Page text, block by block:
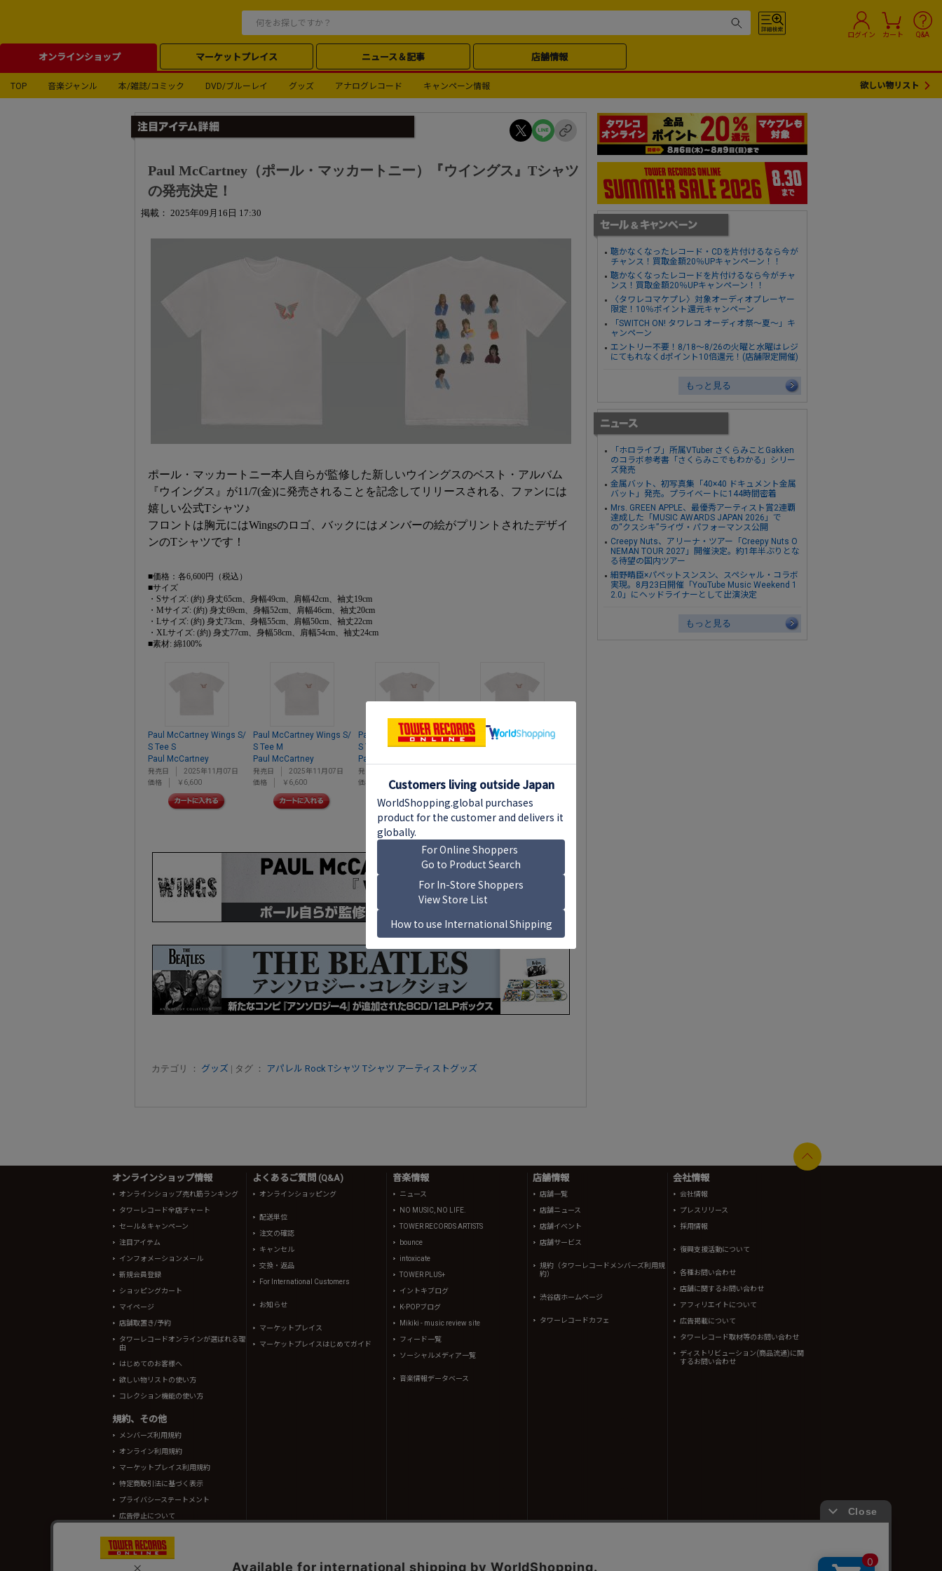
ログイン カート Q&A
オンラインショップ マーケットプレイス ニュース＆記事 店舗情報
TOP 音楽ジャンル 本/雑誌/コミック DVD/ブルーレイ グッズ アナログレコード キャンペーン情報 欲しい物リスト
Paul McCartney（ポール・マッカートニー）『ウイングス』Tシャツ
の発売決定！
掲載： 2025年09月16日 17:30
ポール・マッカートニー本人自らが監修した新しいウイングスのベスト・アルバム
『ウイングス』が11/7(金)に発売されることを記念してリリースされる、ファンには
嬉しい公式Tシャツ♪
フロントは胸元にはWingsのロゴ、バックにはメンバーの絵がプリントされたデザイ
ンのTシャツです！
■価格：各6,600円（税込）
■サイズ
・Sサイズ: (約) 身丈65cm、身幅49cm、肩幅42cm、袖丈19cm
・Mサイズ: (約) 身丈69cm、身幅52cm、肩幅46cm、袖丈20cm
・Lサイズ: (約) 身丈73cm、身幅55cm、肩幅50cm、袖丈22cm
・XLサイズ: (約) 身丈77cm、身幅58cm、肩幅54cm、袖丈24cm
■素材: 綿100%
Paul McCartney Wings S/
S Tee S
Paul McCartney
発売日
2025年11月07日
価格
￥6,600
Paul McCartney Wings S/
S Tee M
Paul McCartney
発売日
2025年11月07日
価格
￥6,600
Paul McCartney Wings S/
S Tee L
Paul McCartney
発売日
価格
￥6,600
Paul McCartney Wings S/
S Tee XL
価格
￥6,600
カテゴリ ： グッズ | タグ ： アパレル Rock Tシャツ Tシャツ アーティストグッズ
聴かなくなったレコード・CDを片付けるなら今が
チャンス！買取金額20％UPキャンペーン！！
聴かなくなったレコードを片付けるなら今がチャ
ンス！買取金額20％UPキャンペーン！！
〈タワレコマケプレ〉対象オーディオプレーヤー
限定！10％ポイント還元キャンペーン
「SWITCH ON! タワレコ オーディオ祭～夏～」キ
ャンペーン
エントリー不要！8/18～8/26の火曜と水曜はレジ
にてもれなくdポイント10倍還元！(店舗限定開催)
もっと見る
「ホロライブ」所属VTuber さくらみことGakken
のコラボ参考書「さくらみこでもわかる」シリー
ズ発売
金属バット、初写真集「40×40 ドキュメント金属
バット」発売。プライベートに144時間密着
Mrs. GREEN APPLE、最優秀アーティスト賞2連覇
達成した「MUSIC AWARDS JAPAN 2026」で
の“クスシキ”ライヴ・パフォーマンス公開
Creepy Nuts、アリーナ・ツアー「Creepy Nuts O
NEMAN TOUR 2027」開催決定。約1年半ぶりとな
る待望の国内ツアー
細野晴臣×パペットスンスン、スペシャル・コラボ
実現。8月23日開催「YouTube Music Weekend 1
2.0」にヘッドライナーとして出演決定
もっと見る
オンラインショップ情報
オンラインショップ売れ筋ランキング
タワーレコード全店チャート
セール＆キャンペーン
注目アイテム
インフォメーションメール
新規会員登録
ショッピングカート
マイページ
店舗取置き/予約
タワーレコードオンラインが選ばれる理
由
はじめてのお客様へ
欲しい物リストの使い方
コレクション機能の使い方
規約、その他
メンバーズ利用規約
オンライン利用規約
マーケットプレイス利用規約
特定商取引法に基づく表示
プライバシーステートメント
広告停止について
よくあるご質問 (Q&A)
オンラインショッピング
配送単位
注文の確認
キャンセル
交換・返品
For International Customers
お知らせ
マーケットプレイス
マーケットプレイスはじめてガイド
音楽情報
ニュース
NO MUSIC, NO LIFE.
TOWER RECORDS ARTISTS
bounce
intoxicate
TOWER PLUS+
イントキブログ
K-POPブログ
Mikiki - music review site
フィード一覧
ソーシャルメディア一覧
音楽情報データベース
店舗情報
店舗一覧
店舗ニュース
店舗イベント
店舗サービス
規約（タワーレコードメンバーズ利用規
約）
渋谷店ホームページ
タワーレコードカフェ
会社情報
会社情報
プレスリリース
採用情報
復興支援活動について
各種お問い合わせ
店舗に関するお問い合わせ
アフィリエイトについて
広告掲載について
タワーレコード取材等のお問い合わせ
ディストリビューション(商品流通)に関
するお問い合わせ